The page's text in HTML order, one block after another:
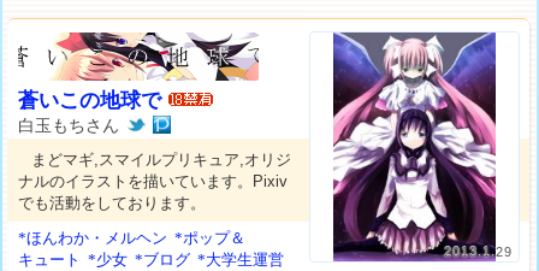
2013.1.29
蒼いこの地球で
白玉もちさん
まどマギ,スマイルプリキュア,オリジ
ナルのイラストを描いています。Pixiv
でも活動をしております。
*ほんわか・メルヘン *ポップ＆
キュート
*少女 *ブログ *大学生運営